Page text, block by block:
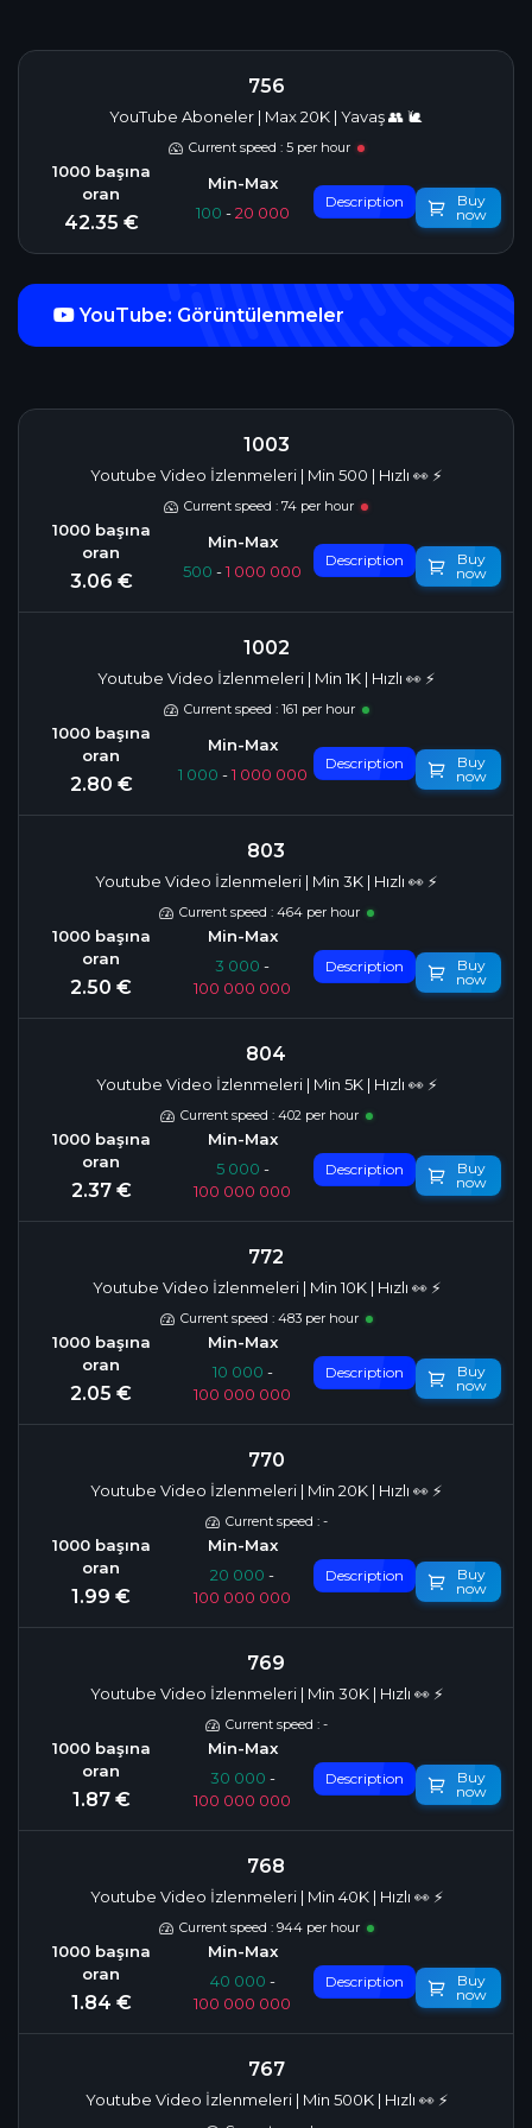
756
YouTube Aboneler | Max 20K | Yavaş 👥 🐌
Current speed : 5 per hour
42.35 € 100 -20 000
Description
Buy
now
YouTube: Görüntülenmeler
1003
Youtube Video İzlenmeleri | Min 500 | Hızlı 👀 ⚡️
Current speed : 74 per hour
3.06 € 500 -1 000 000
Description
Buy
now
1002
Youtube Video İzlenmeleri | Min 1K | Hızlı 👀 ⚡️
Current speed : 161 per hour
2.80 € 1 000 -1 000 000
Description
Buy
now
803
Youtube Video İzlenmeleri | Min 3K | Hızlı 👀 ⚡️
Current speed : 464 per hour
2.50 €
3 000 -
100 000 000
Description
Buy
now
804
Youtube Video İzlenmeleri | Min 5K | Hızlı 👀 ⚡️
Current speed : 402 per hour
2.37 €
5 000 -
100 000 000
Description
Buy
now
772
Youtube Video İzlenmeleri | Min 10K | Hızlı 👀 ⚡️
Current speed : 483 per hour
2.05 €
10 000 -
100 000 000
Description
Buy
now
770
Youtube Video İzlenmeleri | Min 20K | Hızlı 👀 ⚡️
Current speed : -
1.99 €
20 000 -
100 000 000
Description
Buy
now
769
Youtube Video İzlenmeleri | Min 30K | Hızlı 👀 ⚡️
Current speed : -
1.87 €
30 000 -
100 000 000
Description
Buy
now
768
Youtube Video İzlenmeleri | Min 40K | Hızlı 👀 ⚡️
Current speed : 944 per hour
1.84 €
40 000 -
100 000 000
Description
Buy
now
767
Youtube Video İzlenmeleri | Min 500K | Hızlı 👀 ⚡️